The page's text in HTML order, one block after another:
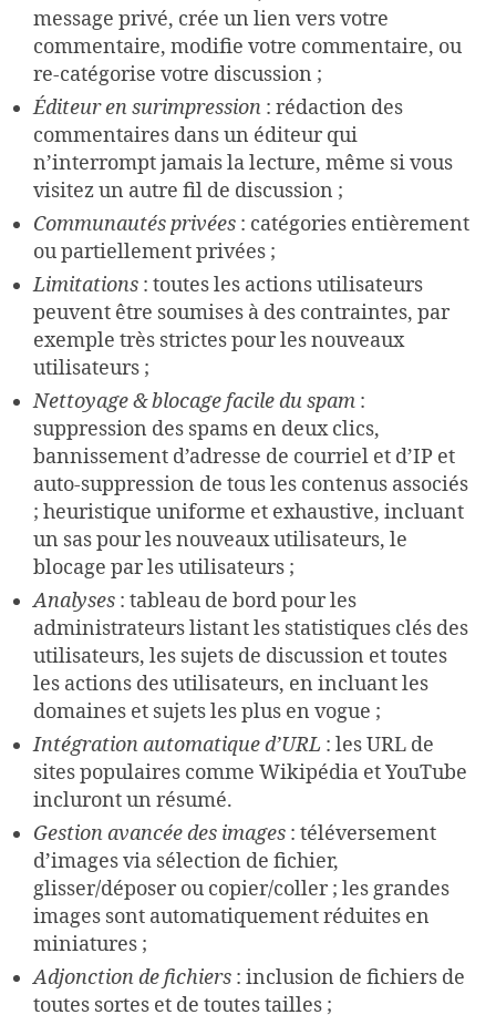
message privé, crée un lien vers votre
commentaire, modifie votre commentaire, ou
re-catégorise votre discussion ;
Éditeur en surimpression : rédaction des
commentaires dans un éditeur qui
n’interrompt jamais la lecture, même si vous
visitez un autre fil de discussion ;
Communautés privées : catégories entièrement
ou partiellement privées ;
Limitations : toutes les actions utilisateurs
peuvent être soumises à des contraintes, par
exemple très strictes pour les nouveaux
utilisateurs ;
Nettoyage & blocage facile du spam :
suppression des spams en deux clics,
bannissement d’adresse de courriel et d’IP et
auto-suppression de tous les contenus associés
; heuristique uniforme et exhaustive, incluant
un sas pour les nouveaux utilisateurs, le
blocage par les utilisateurs ;
Analyses : tableau de bord pour les
administrateurs listant les statistiques clés des
utilisateurs, les sujets de discussion et toutes
les actions des utilisateurs, en incluant les
domaines et sujets les plus en vogue ;
Intégration automatique d’URL : les URL de
sites populaires comme Wikipédia et YouTube
incluront un résumé.
Gestion avancée des images : téléversement
d’images via sélection de fichier,
glisser/déposer ou copier/coller ; les grandes
images sont automatiquement réduites en
miniatures ;
Adjonction de fichiers : inclusion de fichiers de
toutes sortes et de toutes tailles ;